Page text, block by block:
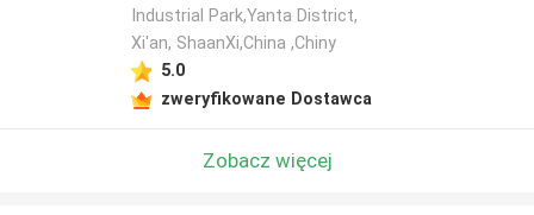
Industrial Park,Yanta District,
Xi'an, ShaanXi,China ,Chiny
5.0
zweryfikowane Dostawca
Zobacz więcej